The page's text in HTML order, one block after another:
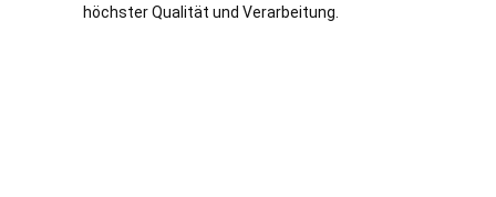
höchster Qualität und Verarbeitung.